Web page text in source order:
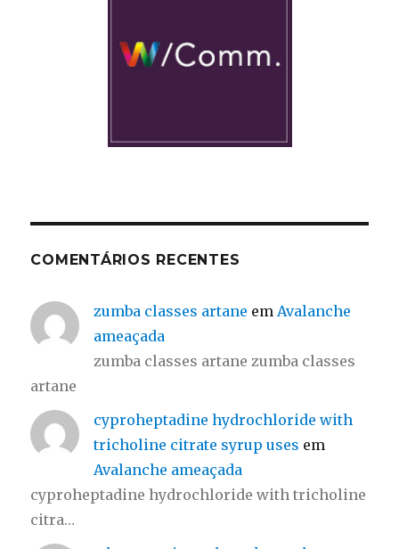
COMENTÁRIOS RECENTES
zumba classes artane em Avalanche
ameaçada
zumba classes artane zumba classes
artane
cyproheptadine hydrochloride with
tricholine citrate syrup uses em
Avalanche ameaçada
cyproheptadine hydrochloride with tricholine
citra…